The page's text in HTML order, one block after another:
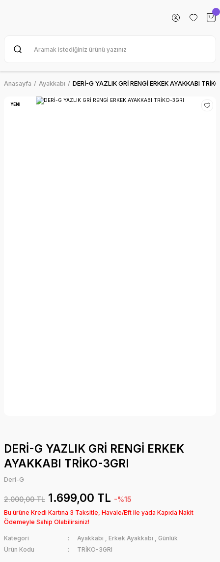
Anasayfa Ayakkabı DERİ-G YAZLIK GRİ RENGİ ERKEK AYAKKABI
YENİ
DERİ-G YAZLIK GRİ RENGİ ERKEK
AYAKKABI TRİKO-3GRI
Deri-G
2.000,00 TL 1.699,00 TL -%15
Bu ürüne Kredi Kartına 3 Taksitle, Havale/Eft ile yada Kapıda Nakit
Ödemeyle Sahip Olabilirsiniz!
Kategori Ayakkabı , Erkek Ayakkabı , Günlük
Ürün Kodu
TRİKO-3GRI